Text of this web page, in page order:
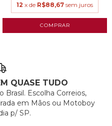
12 x de R$88,67 sem juros
QUASE TUDO
Escolha Correios,
em Mãos ou Motoboy
p/ SP.